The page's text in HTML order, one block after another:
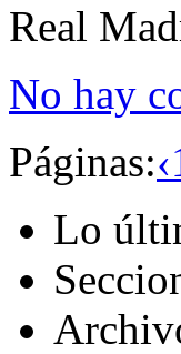
Real
No hay
Páginas:‹
Lo